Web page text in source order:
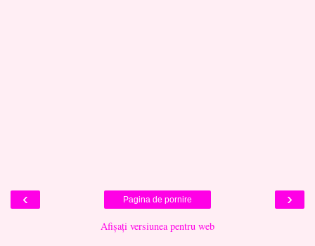
‹ ›
Pagina de pornire
Afișați versiunea pentru web